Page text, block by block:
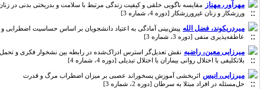
مهرآور، مهناز مقایسه ناگویی خلقی و کیفیت زندگی مرتبط با سلامت و بدریختی بدنی در زنان
ورزشکار و زنان غیرورزشکار [دوره 4، شماره 3]
میردریکوند، فضل الله پیش­‌بینی آمادگی به اعتیاد دانشجویان بر اساس حساسیت اضطرابی و
عاطفه‌پذیری منفی [دوره 3، شماره 3]
میرزایی معین، راضیه نقش تعدیل‌گر استرس ادراک‌شده در رابطه بین نشخوار فکری و تحمل
بلاتکلیفی با اختلال روانی بیماران با اختلال تبدیلی [دوره 4، شماره 4]
میرزایی، انیس اثربخشی آموزش پسخوراند عصبی بر میزان اضطراب مرگ و قدرت
حل‌مسئله در افراد مبتلا به سرطان [دوره 2، شماره 3]